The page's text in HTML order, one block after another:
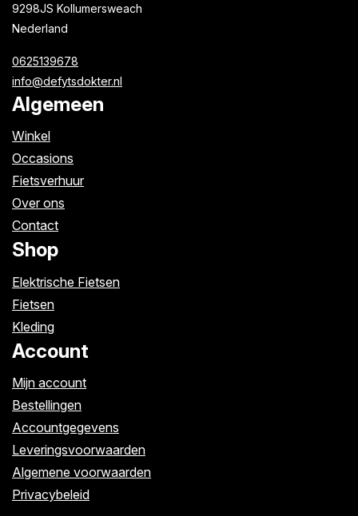
9298JS Kollumersweach
Nederland
0625139678
info@defytsdokter.nl
Algemeen
Winkel
Occasions
Fietsverhuur
Over ons
Contact
Shop
Elektrische Fietsen
Fietsen
Kleding
Account
Mijn account
Bestellingen
Accountgegevens
Leveringsvoorwaarden
Algemene voorwaarden
Privacybeleid